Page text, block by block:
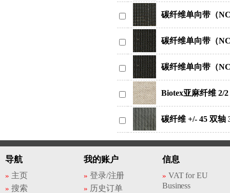
碳纤维单向带（
碳纤维单向带（
碳纤维单向带（
Biotex亚麻纤维 2/
碳纤维 +/- 45 双轴
导航
主页
搜索
我的账户
登录/注册
历史订单
信息
VAT for EU
Business